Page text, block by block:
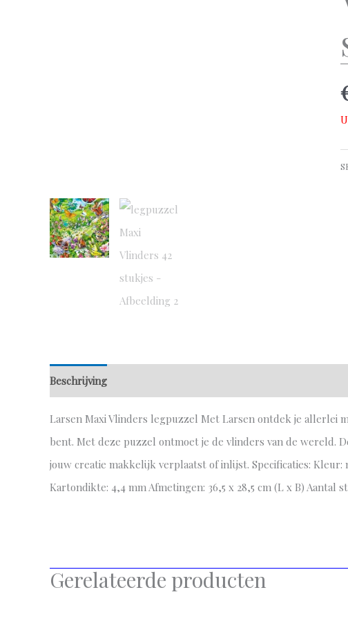
Beschrijving
Larsen Maxi Vlinders legpuzzel Met Larsen ontdek je allerlei
bent. Met deze puzzel ontmoet je de vlinders van de wereld.
jouw creatie makkelijk verplaatst of inlijst. Specificaties:
Kartondikte: 4,4 mm Afmetingen: 36,5 x 28,5 cm (L x B) Aantal
Gerelateerde producten